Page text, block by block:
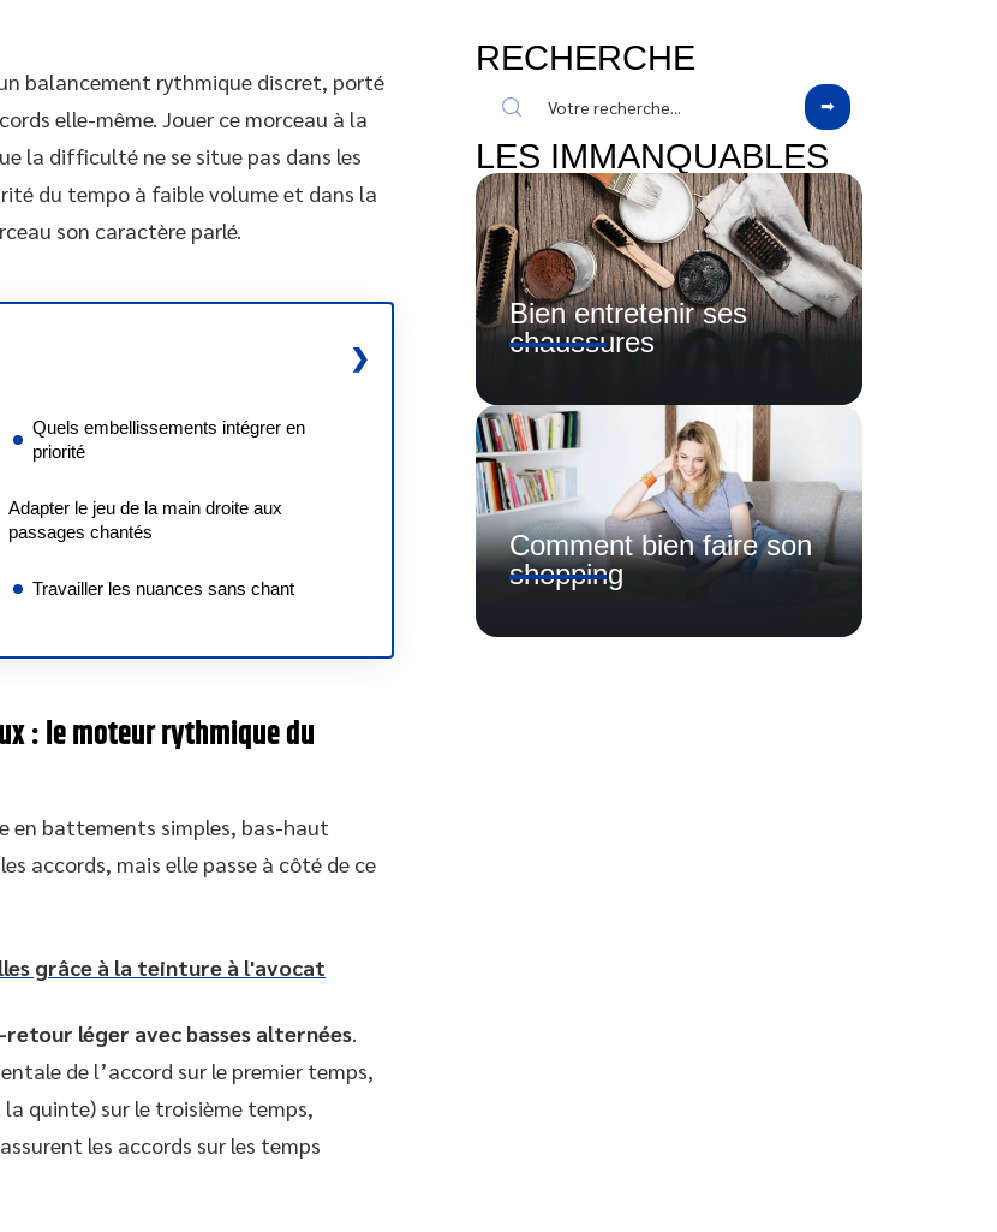
un balancement rythmique discret, porté
elle-même. Jouer ce morceau à la
la difficulté ne se situe pas dans les
du tempo à faible volume et dans la
son caractère parlé.
Quels embellissements intégrer en
priorité
Adapter le jeu de la main droite aux
passages chantés
Travailler les nuances sans chant
: le moteur rythmique du
en battements simples, bas-haut
accords, mais elle passe à côté de ce
grâce à la teinture à l'avocat
retour léger avec basses alternées.
de l’accord sur le premier temps,
quinte) sur le troisième temps,
les accords sur les temps
RECHERCHE
LES IMMANQUABLES
Bien entretenir ses
chaussures
Comment bien faire son
shopping